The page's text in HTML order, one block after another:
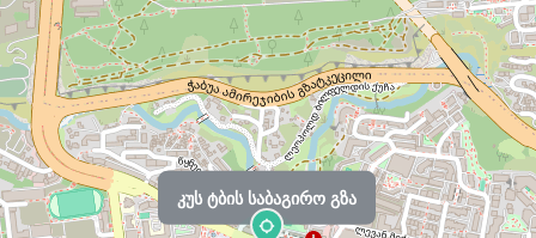
კუს ტბის საბაგირო გზა